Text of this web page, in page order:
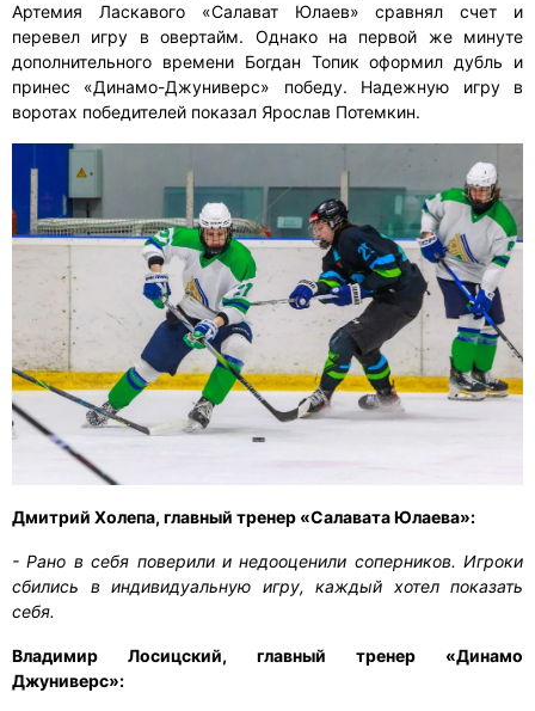
Артемия Ласкавого «Салават Юлаев» сравнял счет и
перевел игру в овертайм. Однако на первой же минуте
дополнительного времени Богдан Топик оформил дубль и
принес «Динамо-Джуниверс» победу. Надежную игру в
воротах победителей показал Ярослав Потемкин.
Дмитрий Холепа, главный тренер «Салавата Юлаева»:
- Рано в себя поверили и недооценили соперников. Игроки
сбились в индивидуальную игру, каждый хотел показать
себя.
Владимир Лосицский, главный тренер «Динамо
Джуниверс»: